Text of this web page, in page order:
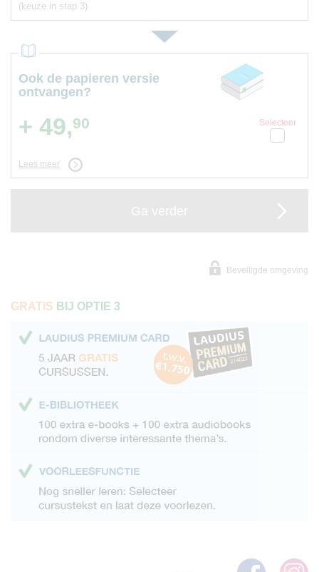
(keuze in stap 3)
Ook de papieren versie
ontvangen?
Selecteer
+ 49,90
Lees meer
Beveiligde omgeving
GRATIS BIJ OPTIE 3